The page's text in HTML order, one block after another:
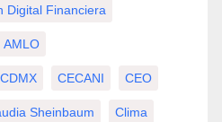
Digital Financiera
AMLO
CDMX CECANI CEO
Sheinbaum Clima